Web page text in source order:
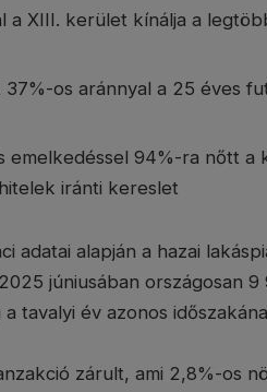
a XIII. kerület kínálja a
os aránnyal a 25 éves
emelkedéssel 94%-ra nőtt a
iránti kereslet
adatai alapján a hazai
júniusában országosan
tavalyi év azonos
zárult, ami 2,8%-os